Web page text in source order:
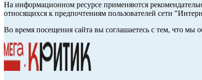
На информационном ресурсе применяются
относящихся к предпочтениям пользователей сети
Во время посещения сайта вы соглашаетесь с тем, что